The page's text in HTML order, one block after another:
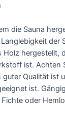
die Sauna
der
Holz hergestellt,
ist. Achten
guter Qualität ist
ist.
oder